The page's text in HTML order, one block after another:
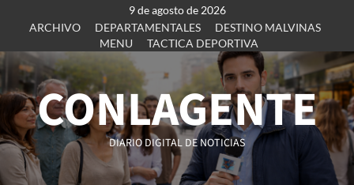
9 de agosto de 2026
ARCHIVO
DEPARTAMENTALES
DESTINO MALVINAS
MENU
TACTICA DEPORTIVA
CONLAGENTE
DIARIO DIGITAL DE NOTICIAS